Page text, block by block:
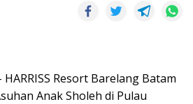
S Resort Barelang Batam
Anak Sholeh di Pulau